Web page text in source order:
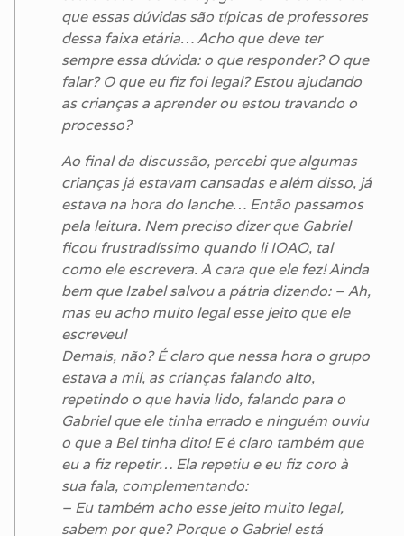
que essas dúvidas são típicas de professores
dessa faixa etária… Acho que deve ter
sempre essa dúvida: o que responder? O que
falar? O que eu fiz foi legal? Estou ajudando
as crianças a aprender ou estou travando o
processo?
Ao final da discussão, percebi que algumas
crianças já estavam cansadas e além disso, já
estava na hora do lanche… Então passamos
pela leitura. Nem preciso dizer que Gabriel
ficou frustradíssimo quando li IOAO, tal
como ele escrevera. A cara que ele fez! Ainda
bem que Izabel salvou a pátria dizendo: – Ah,
mas eu acho muito legal esse jeito que ele
escreveu!
Demais, não? É claro que nessa hora o grupo
estava a mil, as crianças falando alto,
repetindo o que havia lido, falando para o
Gabriel que ele tinha errado e ninguém ouviu
o que a Bel tinha dito! E é claro também que
eu a fiz repetir… Ela repetiu e eu fiz coro à
sua fala, complementando:
– Eu também acho esse jeito muito legal,
sabem por que? Porque o Gabriel está